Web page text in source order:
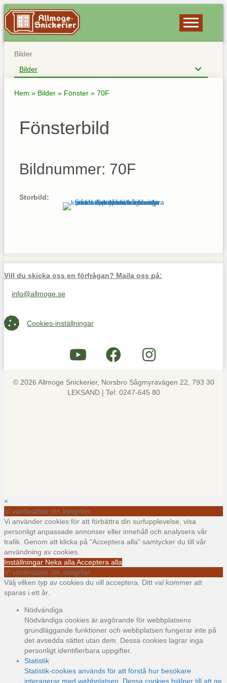
Bilder
Bilder
Hem » Bilder » Fönster » 70F
Fönsterbild
Bildnummer: 70F
Storbild:
Vill du skicka oss en förfrågan? Maila oss på:
Maila oss på info@allmoge.se
info@allmoge.se
Cookies-inställningar
Cookies-inställningar
© 2026 Allmoge Snickerier, Norsbro Sågmyravägen 22, 793 30
LEKSAND | Tel: 0247-645 80
×
Vi värdesätter din integritet
Vi använder cookies för att förbättra din surfupplevelse, visa
personligt anpassade annonser eller innehåll och analysera vår
trafik. Genom att klicka på "Acceptera alla" samtycker du till vår
användning av cookies.
Inställningar Neka alla Acceptera alla
Vi värdesätter din integritet
Välj vilken typ av cookies du vill acceptera. Ditt val kommer att
sparas i ett år.
Nödvändiga
Nödvändiga cookies är avgörande för webbplatsens
grundläggande funktioner och webbplatsen fungerar inte på
det avsedda sättet utan dem. Dessa cookies lagrar inga
personligt identifierbara uppgifter.
Statistik
Statistik-cookies används för att förstå hur besökare
interagerar med webbplatsen. Dessa cookies hjälper till att ge